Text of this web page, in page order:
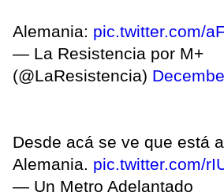
Alemania: pic.twitter.com/
— La Resistencia por M+
(@LaResistencia)
Desde acá se ve que está
Alemania. pic.twitter.com/
— Un Metro Adelantado